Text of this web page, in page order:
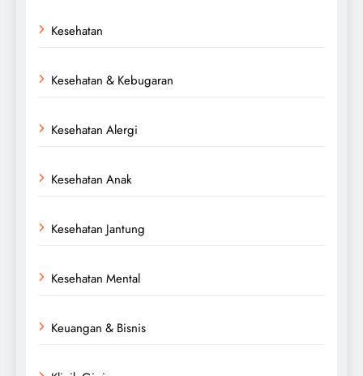
Kesehatan
Kesehatan & Kebugaran
Kesehatan Alergi
Kesehatan Anak
Kesehatan Jantung
Kesehatan Mental
Keuangan & Bisnis